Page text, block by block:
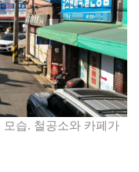
습. 철공소와 카페가